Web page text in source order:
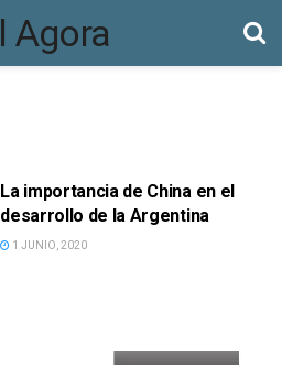
La importancia de China en el
desarrollo de la Argentina
1 JUNIO, 2020